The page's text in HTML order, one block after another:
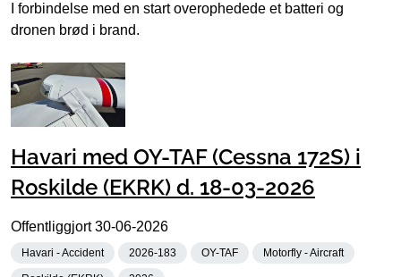
I forbindelse med en start overophedede et batteri og
dronen brød i brand.
Havari med OY-TAF (Cessna 172S) i
Roskilde (EKRK) d. 18-03-2026
Offentliggjort30-06-2026
Havari - Accident 2026-183 OY-TAF Motorfly - Aircraft